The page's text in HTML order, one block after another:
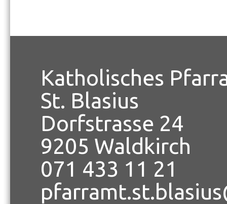
Katholisches
St. Blasius
Dorfstrasse 24
9205 Waldkirch
071 433 11 21